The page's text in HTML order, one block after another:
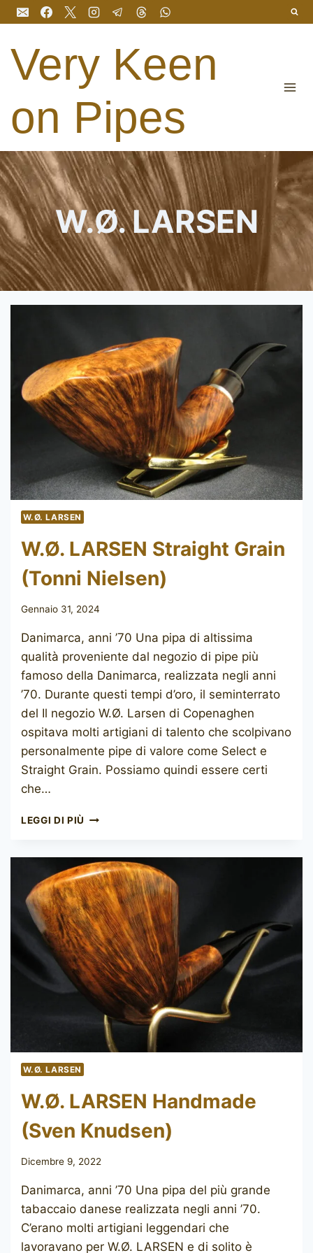
Salta
al
contenuto
Very Keen
on Pipes
W.Ø. LARSEN
W.Ø. LARSEN
W.Ø. LARSEN Straight Grain
(Tonni Nielsen)
Gennaio 31, 2024
Danimarca, anni ’70 Una pipa di altissima
qualità proveniente dal negozio di pipe più
famoso della Danimarca, realizzata negli anni
’70. Durante questi tempi d’oro, il seminterrato
del Il negozio W.Ø. Larsen di Copenaghen
ospitava molti artigiani di talento che scolpivano
personalmente pipe di valore come Select e
Straight Grain. Possiamo quindi essere certi
che…
LEGGI DI PIÙ W.Ø.
GRAIN
(TONNI
NIELSEN)
W.Ø. LARSEN
W.Ø. LARSEN Handmade
(Sven Knudsen)
Dicembre 9, 2022
Danimarca, anni ’70 Una pipa del più grande
tabaccaio danese realizzata negli anni ’70.
C’erano molti artigiani leggendari che
lavoravano per W.Ø. LARSEN e di solito è